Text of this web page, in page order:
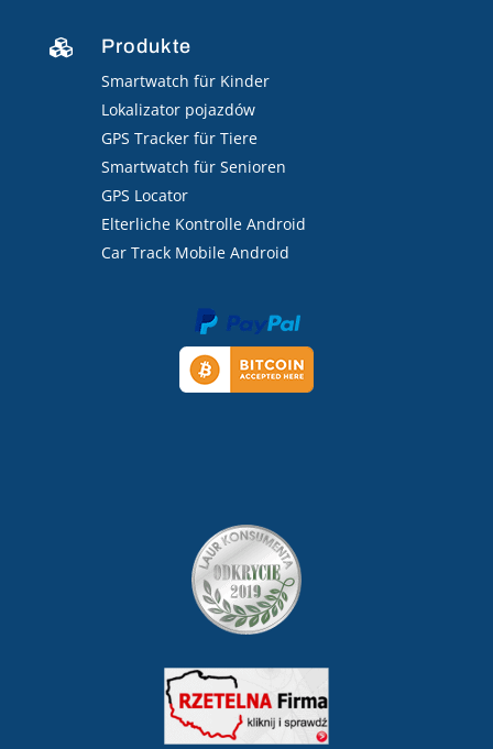
 Produkte
Smartwatch für Kinder
Lokalizator pojazdów
GPS Tracker für Tiere
Smartwatch für Senioren
GPS Locator
Elterliche Kontrolle Android
Car Track Mobile Android